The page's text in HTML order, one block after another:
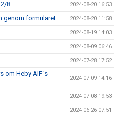
8 2024-08-20 16:53
genom formuläret 2024-08-20 11:58
2024-08-19 14:03
2024-08-09 06:46
2024-07-28 17:52
om Heby AIF´s
2024-07-09 14:16
2024-07-08 19:53
2024-06-26 07:51